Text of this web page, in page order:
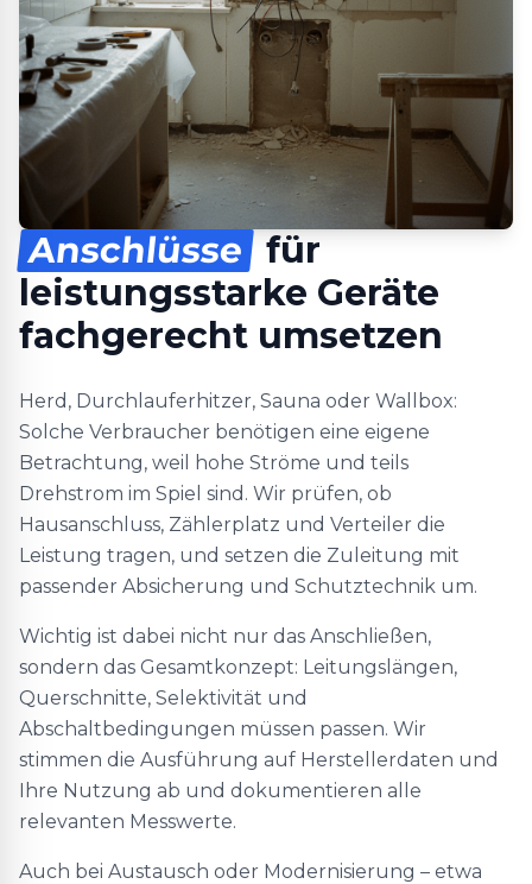
Anschlüsse für
leistungsstarke Geräte
fachgerecht umsetzen
Herd, Durchlauferhitzer, Sauna oder Wallbox:
Solche Verbraucher benötigen eine eigene
Betrachtung, weil hohe Ströme und teils
Drehstrom im Spiel sind. Wir prüfen, ob
Hausanschluss, Zählerplatz und Verteiler die
Leistung tragen, und setzen die Zuleitung mit
passender Absicherung und Schutztechnik um.
Wichtig ist dabei nicht nur das Anschließen,
sondern das Gesamtkonzept: Leitungslängen,
Querschnitte, Selektivität und
Abschaltbedingungen müssen passen. Wir
stimmen die Ausführung auf Herstellerdaten und
Ihre Nutzung ab und dokumentieren alle
relevanten Messwerte.
Auch bei Austausch oder Modernisierung – etwa